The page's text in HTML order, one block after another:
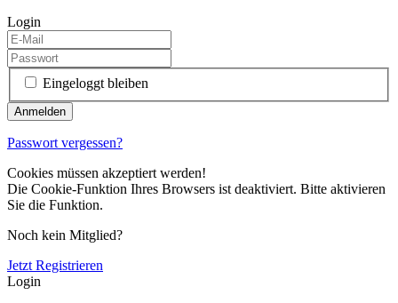
Login
Eingeloggt bleiben
Passwort vergessen?
Cookies müssen akzeptiert werden!
Die Cookie-Funktion Ihres Browsers ist deaktiviert. Bitte aktivieren
Sie die Funktion.
Noch kein Mitglied?
Jetzt Registrieren
Login